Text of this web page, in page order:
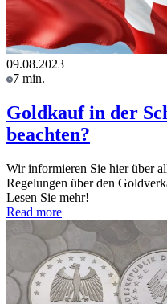
09.08.2023
7 min.
Goldkauf in der
beachten?
Wir informieren Sie hier über
Regelungen über den
Lesen Sie mehr!
Read more